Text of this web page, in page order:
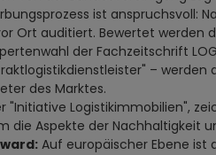
ist
Ort auditiert. Bewertet werden
der Fachzeitschrift
–
des Marktes.
"Initiative Logistikimmobilien",
Aspekte der Nachhaltigkeit
Auf europäischer Ebene ist